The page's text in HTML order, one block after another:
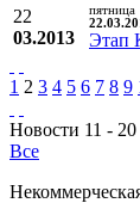
22
03.2013
пятница
Этап
1 2 3 4 5 6 7 8 9
Новости 11 - 20
Все